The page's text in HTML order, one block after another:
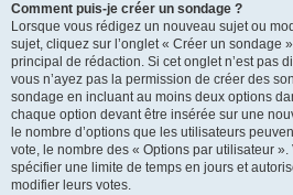
Comment puis-je créer un sondage ?
Lorsque vous rédigez un nouveau sujet ou
sujet, cliquez sur l’onglet « Créer un sondage
principal de rédaction. Si cet onglet n’est pas
vous n’ayez pas la permission de créer des
sondage en incluant au moins deux options
chaque option devant être insérée sur une
le nombre d’options que les utilisateurs
vote, le nombre des « Options par utilisateur
spécifier une limite de temps en jours et
modifier leurs votes.